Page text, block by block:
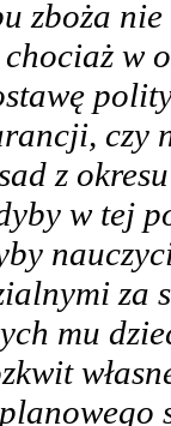
zboża nie
w
czy
z
w tej
za
mu